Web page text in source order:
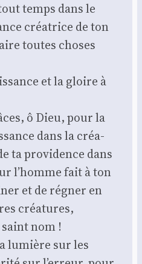
temps dans le
créa­trice de ton
toutes choses
et la gloire à
ô Dieu, pour la
dans la créa­
ta pro­vi­dence dans
l’homme fait à ton
et de régner en
créa­tures,
nom !
lumière sur les